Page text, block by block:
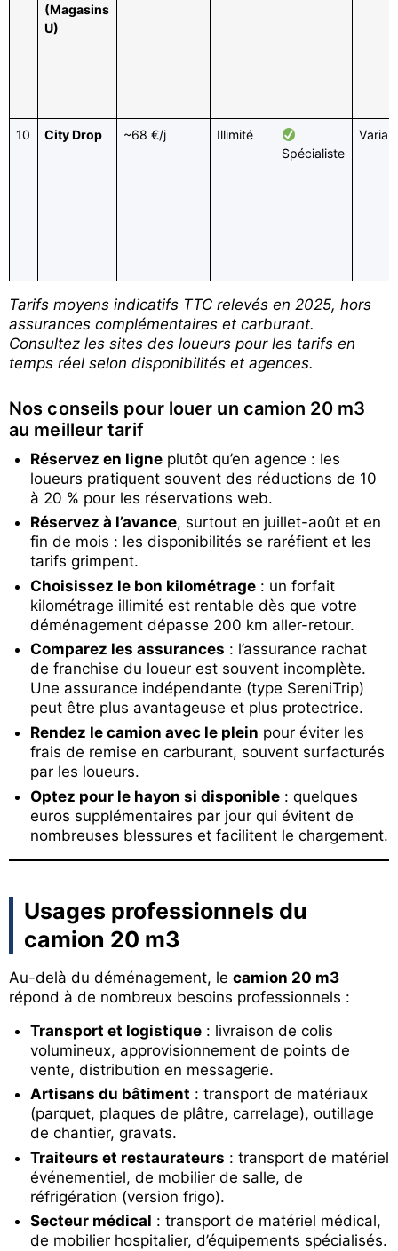
(Magasins
U)
10 City Drop ~68 €/j
Illimité
Spécialiste
Tarifs moyens indicatifs TTC relevés en 2025, hors
assurances complémentaires et carburant.
Consultez les sites des loueurs pour les tarifs en
temps réel selon disponibilités et agences.
Nos conseils pour louer un camion 20 m3
au meilleur tarif
Réservez en ligne plutôt qu’en agence : les
loueurs pratiquent souvent des réductions de 10
à 20 % pour les réservations web.
Réservez à l’avance, surtout en juillet-août et en
fin de mois : les disponibilités se raréfient et les
tarifs grimpent.
Choisissez le bon kilométrage : un forfait
kilométrage illimité est rentable dès que votre
déménagement dépasse 200 km aller-retour.
Comparez les assurances : l’assurance rachat
de franchise du loueur est souvent incomplète.
Une assurance indépendante (type SereniTrip)
peut être plus avantageuse et plus protectrice.
Rendez le camion avec le plein pour éviter les
frais de remise en carburant, souvent surfacturés
par les loueurs.
Optez pour le hayon si disponible : quelques
euros supplémentaires par jour qui évitent de
nombreuses blessures et facilitent le chargement.
Usages professionnels du
camion 20 m3
Au-delà du déménagement, le camion 20 m3
répond à de nombreux besoins professionnels :
Transport et logistique : livraison de colis
volumineux, approvisionnement de points de
vente, distribution en messagerie.
Artisans du bâtiment : transport de matériaux
(parquet, plaques de plâtre, carrelage), outillage
de chantier, gravats.
Traiteurs et restaurateurs : transport de matériel
événementiel, de mobilier de salle, de
réfrigération (version frigo).
Secteur médical : transport de matériel médical,
de mobilier hospitalier, d’équipements spécialisés.